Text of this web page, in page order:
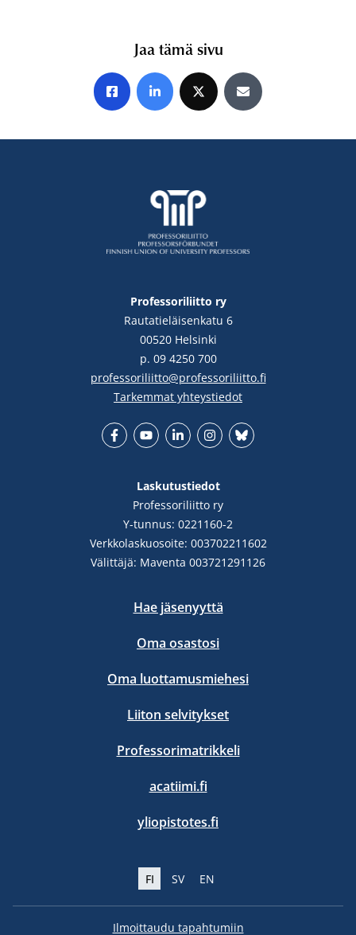
Jaa tämä sivu
Jaa Facebookissa
Jaa LinkedInissä
Jaa X:ssäJaa sähköpostitse
Professoriliitto ry
Rautatieläisenkatu 6
00520 Helsinki
p. 09 4250 700
professoriliitto@professoriliitto.fi
Tarkemmat yhteystiedot
Laskutustiedot
Professoriliitto ry
Y-tunnus: 0221160-2
Verkkolaskuosoite: 003702211602
Välittäjä: Maventa 003721291126
Hae jäsenyyttä
Oma osastosi
Oma luottamusmiehesi
Liiton selvitykset
Professorimatrikkeli
acatiimi.fi
yliopistotes.fi
FI SV EN
Ilmoittaudu tapahtumiin